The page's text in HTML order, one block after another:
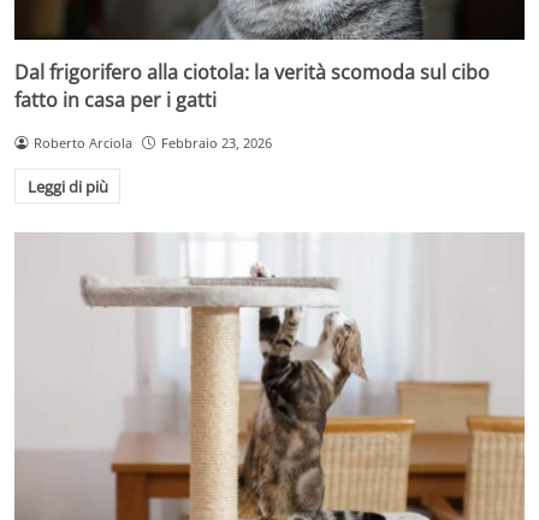
Dal frigorifero alla ciotola: la verità scomoda sul cibo
fatto in casa per i gatti
Roberto Arciola Febbraio 23, 2026
Leggi di più